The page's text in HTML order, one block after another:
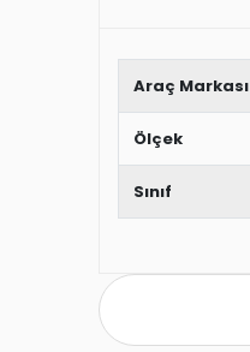
Araç Markası
Ölçek
Sınıf